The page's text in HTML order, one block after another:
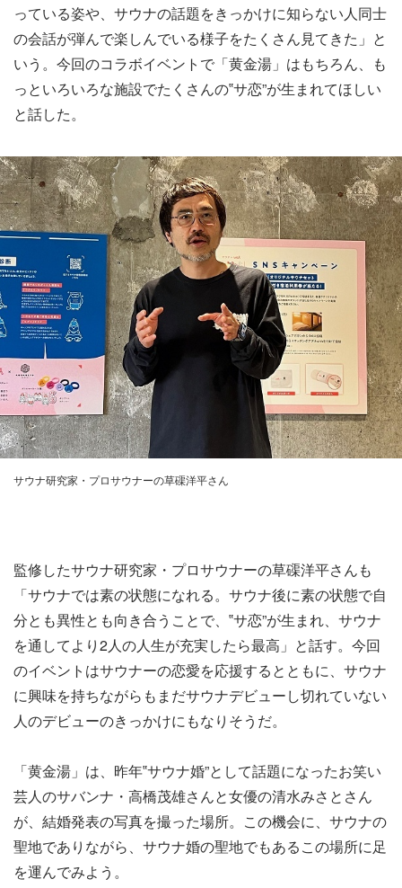
っている姿や、サウナの話題をきっかけに知らない人同士
の会話が弾んで楽しんでいる様子をたくさん見てきた」と
いう。今回のコラボイベントで「黄金湯」はもちろん、も
っといろいろな施設でたくさんの‟サ恋”が生まれてほしい
と話した。
サウナ研究家・プロサウナーの草磲洋平さん
監修したサウナ研究家・プロサウナーの草磲洋平さんも
「サウナでは素の状態になれる。サウナ後に素の状態で自
分とも異性とも向き合うことで、‟サ恋”が生まれ、サウナ
を通してより2人の人生が充実したら最高」と話す。今回
のイベントはサウナーの恋愛を応援するとともに、サウナ
に興味を持ちながらもまだサウナデビューし切れていない
人のデビューのきっかけにもなりそうだ。
「黄金湯」は、昨年‟サウナ婚”として話題になったお笑い
芸人のサバンナ・高橋茂雄さんと女優の清水みさとさん
が、結婚発表の写真を撮った場所。この機会に、サウナの
聖地でありながら、サウナ婚の聖地でもあるこの場所に足
を運んでみよう。